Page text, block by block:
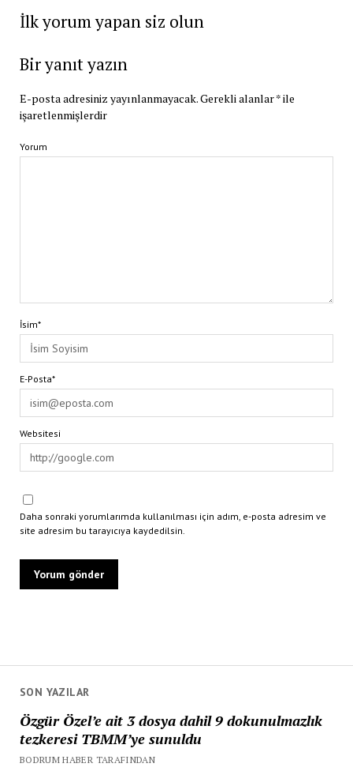
SON YAZILAR
Özgür Özel’e ait 3 dosya dahil 9 dokunulmazlık
tezkeresi TBMM’ye sunuldu
BODRUM HABER TARAFINDAN
İlk yorum yapan siz olun
Bir yanıt yazın
E-posta adresiniz yayınlanmayacak.Gerekli alanlar*ile
işaretlenmişlerdir
Yorum
İsim*
E-Posta*
Websitesi
Daha sonraki yorumlarımda kullanılması için adım, e-posta adresim ve
site adresim bu tarayıcıya kaydedilsin.